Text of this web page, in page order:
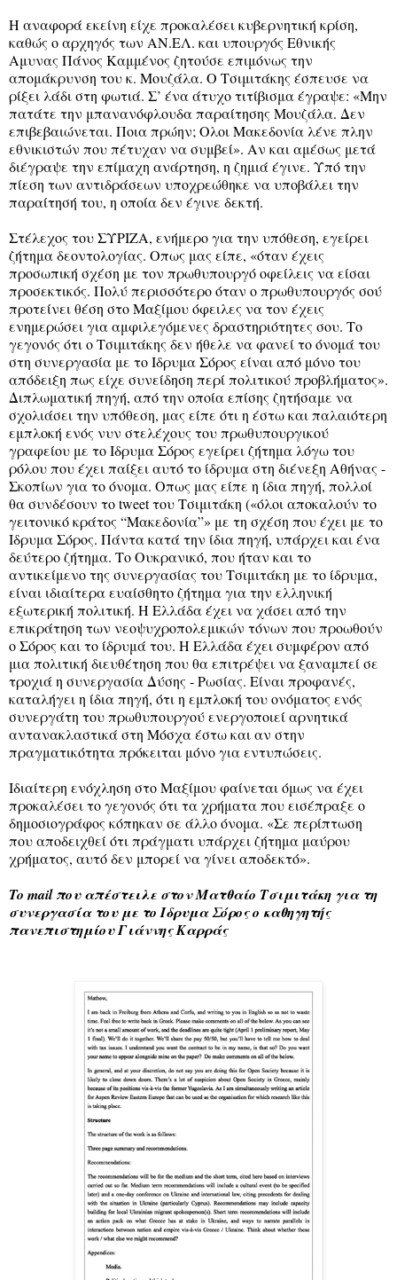
Η αναφορά εκείνη είχε προκαλέσει κυβερνητική κρίση,
καθώς ο αρχηγός των ΑΝ.ΕΛ. και υπουργός Εθνικής
Αμυνας Πάνος Καμμένος ζητούσε επιμόνως την
απομάκρυνση του κ. Μουζάλα. Ο Τσιμιτάκης έσπευσε να
ρίξει λάδι στη φωτιά. Σ’ ένα άτυχο τιτίβισμα έγραψε: «Μην
πατάτε την μπανανόφλουδα παραίτησης Μουζάλα. Δεν
επιβεβαιώνεται. Ποια πρώην; Ολοι Μακεδονία λένε πλην
εθνικιστών που πέτυχαν να συμβεί». Αν και αμέσως μετά
διέγραψε την επίμαχη ανάρτηση, η ζημιά έγινε. Υπό την
πίεση των αντιδράσεων υποχρεώθηκε να υποβάλει την
παραίτησή του, η οποία δεν έγινε δεκτή.
Στέλεχος του ΣΥΡΙΖΑ, ενήμερο για την υπόθεση, εγείρει
ζήτημα δεοντολογίας. Οπως μας είπε, «όταν έχεις
προσωπική σχέση με τον πρωθυπουργό οφείλεις να είσαι
προσεκτικός. Πολύ περισσότερο όταν ο πρωθυπουργός σού
προτείνει θέση στο Μαξίμου όφειλες να τον έχεις
ενημερώσει για αμφιλεγόμενες δραστηριότητες σου. Το
γεγονός ότι ο Τσιμιτάκης δεν ήθελε να φανεί το όνομά του
στη συνεργασία με το Ιδρυμα Σόρος είναι από μόνο του
απόδειξη πως είχε συνείδηση περί πολιτικού προβλήματος».
Διπλωματική πηγή, από την οποία επίσης ζητήσαμε να
σχολιάσει την υπόθεση, μας είπε ότι η έστω και παλαιότερη
εμπλοκή ενός νυν στελέχους του πρωθυπουργικού
γραφείου με το Ιδρυμα Σόρος εγείρει ζήτημα λόγω του
ρόλου που έχει παίξει αυτό το ίδρυμα στη διένεξη Αθήνας -
Σκοπίων για το όνομα. Οπως μας είπε η ίδια πηγή, πολλοί
θα συνδέσουν το tweet του Τσιμιτάκη («όλοι αποκαλούν το
γειτονικό κράτος “Μακεδονία”» με τη σχέση που έχει με το
Ιδρυμα Σόρος. Πάντα κατά την ίδια πηγή, υπάρχει και ένα
δεύτερο ζήτημα. Το Ουκρανικό, που ήταν και το
αντικείμενο της συνεργασίας του Τσιμιτάκη με το ίδρυμα,
είναι ιδιαίτερα ευαίσθητο ζήτημα για την ελληνική
εξωτερική πολιτική. Η Ελλάδα έχει να χάσει από την
επικράτηση των νεοψυχροπολεμικών τόνων που προωθούν
ο Σόρος και το ίδρυμά του. Η Ελλάδα έχει συμφέρον από
μια πολιτική διευθέτηση που θα επιτρέψει να ξαναμπεί σε
τροχιά η συνεργασία Δύσης - Ρωσίας. Είναι προφανές,
καταλήγει η ίδια πηγή, ότι η εμπλοκή του ονόματος ενός
συνεργάτη του πρωθυπουργού ενεργοποιεί αρνητικά
αντανακλαστικά στη Μόσχα έστω και αν στην
πραγματικότητα πρόκειται μόνο για εντυπώσεις.
Ιδιαίτερη ενόχληση στο Μαξίμου φαίνεται όμως να έχει
προκαλέσει το γεγονός ότι τα χρήματα που εισέπραξε ο
δημοσιογράφος κόπηκαν σε άλλο όνομα. «Σε περίπτωση
που αποδειχθεί ότι πράγματι υπάρχει ζήτημα μαύρου
χρήματος, αυτό δεν μπορεί να γίνει αποδεκτό».
To mail που απέστειλε στον Ματθαίο Τσιμιτάκη για τη
συνεργασία του με το Ιδρυμα Σόρος ο καθηγητής
πανεπιστημίου Γιάννης Καρράς